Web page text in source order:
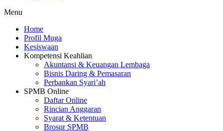
Menu
Home
Profil Muga
Kesiswaan
Kompetensi Keahlian
Akuntansi & Keuangan Lembaga
Bisnis Daring & Pemasaran
Perbankan Syari’ah
SPMB Online
Daftar Online
Rincian Anggaran
Syarat & Ketentuan
Brosur SPMB